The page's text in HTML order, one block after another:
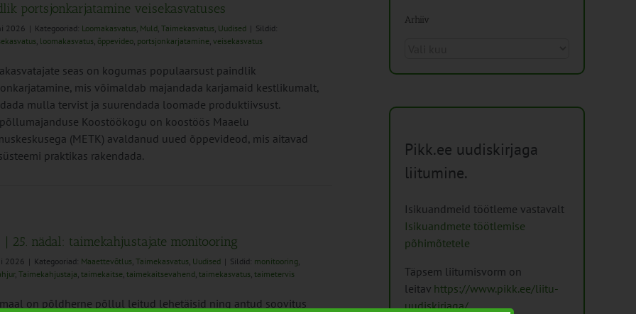
portsjonkarjatamine veisekasvatuses
2026 | Kategooriad: Loomakasvatus, Muld, Taimekasvatus, Uudised | Sildid:
, loomakasvatus, õppevideo, portsjonkarjatamine, veisekasvatus
seas on kogumas populaarsust paindlik
mis võimaldab majandada karjamaid kestlikumalt,
mulla tervist ja suurendada loomade produktiivsust.
Koostöökogu on koostöös Maaelu
(METK) avaldanud uued õppevideod, mis aitavad
praktikas rakendada.
| 25. nädal: taimekahjustajate monitooring
2026 | Kategooriad: Maaettevõtlus, Taimekasvatus, Uudised | Sildid: monitooring,
, Taimekahjustaja, taimekaitse, taimekaitsevahend, taimekasvatus, taimetervis
on põldherne põllul leitud lehetäisid ning antud soovitus
Arhiiv
Pikk.ee uudiskirjaga
liitumine.
Isikuandmeid töötleme vastavalt
Isikuandmete töötlemise
põhimõtetele
Täpsem liitumisvorm on
leitav https://www.pikk.ee/liitu-
uudiskirjaga/